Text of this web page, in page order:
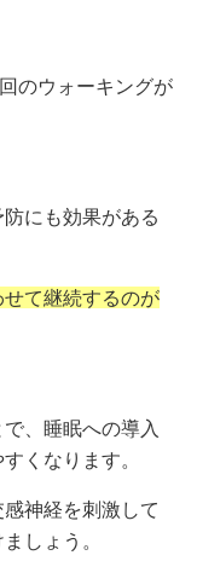
のウォーキングが
にも効果がある
て継続するのが
、睡眠への導入
くなります。
神経を刺激して
しょう。